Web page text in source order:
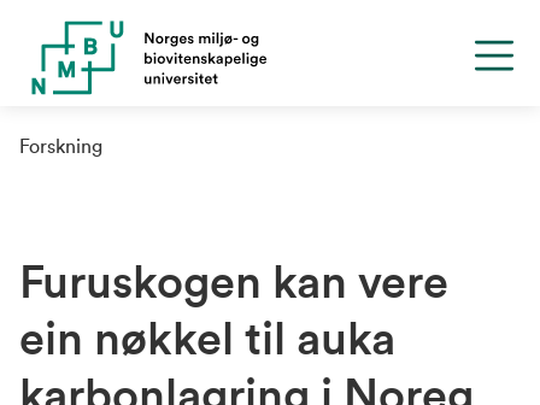
Forskning
Furuskogen kan vere
ein nøkkel til auka